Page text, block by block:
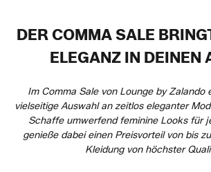
DER COMMA SALE
ELEGANZ IN DEINEN
Im Comma Sale von Lounge by Zalando
vielseitige Auswahl an zeitlos eleganter
Schaffe umwerfend feminine Looks für
genieße dabei einen Preisvorteil von bis
Kleidung von höchster